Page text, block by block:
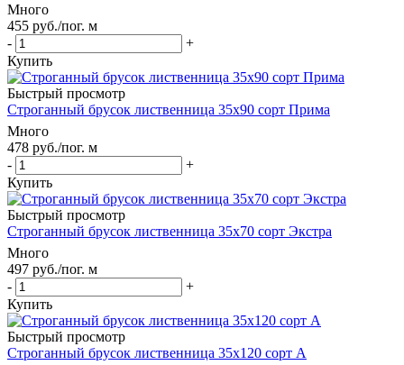
Много
455 руб./пог. м
-
+
Купить
Быстрый просмотр
Строганный брусок лиственница 35х90 сорт Прима
Много
478 руб./пог. м
-
+
Купить
Быстрый просмотр
Строганный брусок лиственница 35х70 сорт Экстра
Много
497 руб./пог. м
-
+
Купить
Быстрый просмотр
Строганный брусок лиственница 35х120 сорт А